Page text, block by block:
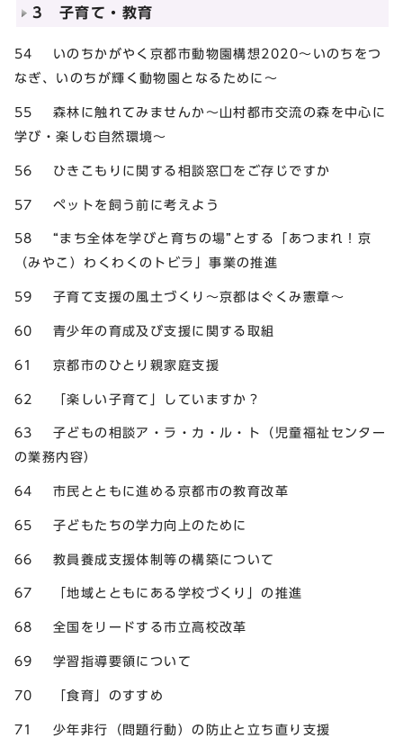
3 子育て・教育
54 いのちかがやく京都市動物園構想2020～いのちをつ
なぎ、いのちが輝く動物園となるために～
55 森林に触れてみませんか～山村都市交流の森を中心に
学び・楽しむ自然環境～
56 ひきこもりに関する相談窓口をご存じですか
57 ペットを飼う前に考えよう
58 “まち全体を学びと育ちの場”とする「あつまれ！京
（みやこ）わくわくのトビラ」事業の推進
59 子育て支援の風土づくり～京都はぐくみ憲章～
60 青少年の育成及び支援に関する取組
61 京都市のひとり親家庭支援
62 「楽しい子育て」していますか？
63 子どもの相談ア・ラ・カ・ル・ト（児童福祉センター
の業務内容）
64 市民とともに進める京都市の教育改革
65 子どもたちの学力向上のために
66 教員養成支援体制等の構築について
67 「地域とともにある学校づくり」の推進
68 全国をリードする市立高校改革
69 学習指導要領について
70 「食育」のすすめ
71 少年非行（問題行動）の防止と立ち直り支援